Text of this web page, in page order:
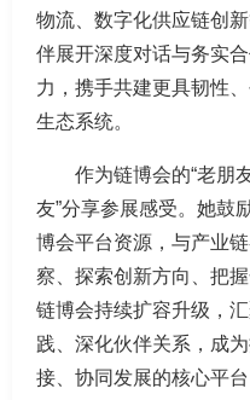
物流、数字化供应链创
伴展开深度对话与务实
力，携手共建更具韧性
生态系统。
作为链博会的“老朋
友”分享参展感受。她鼓
博会平台资源，与产业
察、探索创新方向、把
链博会持续扩容升级，
践、深化伙伴关系，成
接、协同发展的核心平